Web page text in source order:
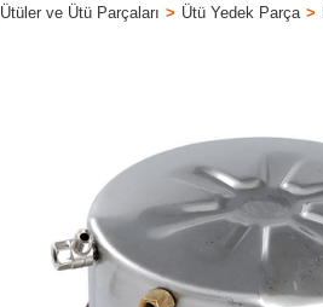
Ütüler ve Ütü Parçaları Ütü Yedek Parça